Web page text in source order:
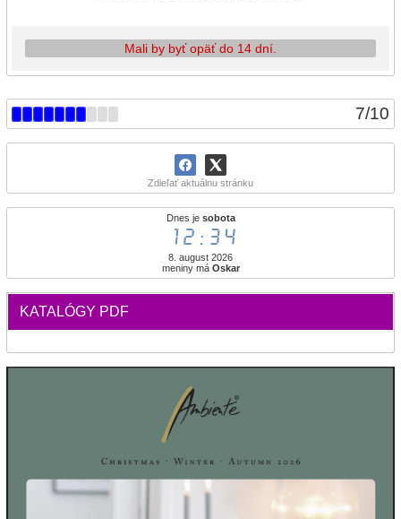
7/10
Zdieľať aktuálnu stránku
Dnes je sobota
12:34
8. august 2026
meniny má Oskar
KATALÓGY PDF
Mali by byť opäť do 14 dní.